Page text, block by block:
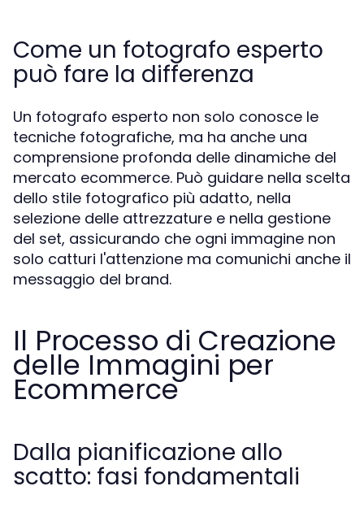
Come un fotografo esperto
può fare la differenza
Un fotografo esperto non solo conosce le
tecniche fotografiche, ma ha anche una
comprensione profonda delle dinamiche del
mercato ecommerce. Può guidare nella scelta
dello stile fotografico più adatto, nella
selezione delle attrezzature e nella gestione
del set, assicurando che ogni immagine non
solo catturi l'attenzione ma comunichi anche il
messaggio del brand.
Il Processo di Creazione
delle Immagini per
Ecommerce
Dalla pianificazione allo
scatto: fasi fondamentali